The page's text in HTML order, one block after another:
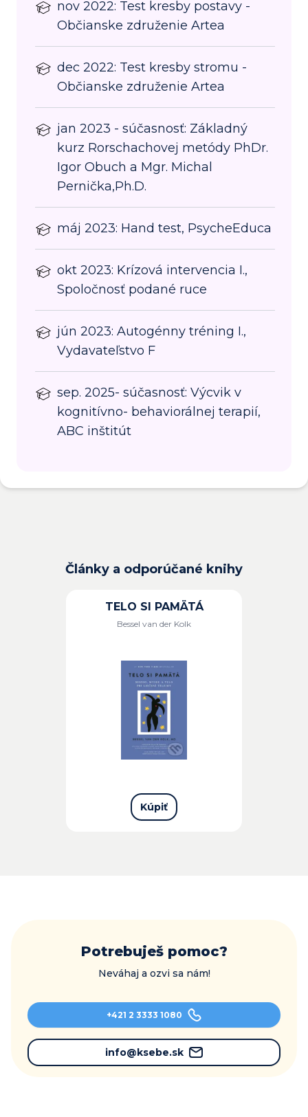
nov 2022: Test kresby postavy -
Občianske združenie Artea
dec 2022: Test kresby stromu -
Občianske združenie Artea
jan 2023 - súčasnosť: Základný
kurz Rorschachovej metódy PhDr.
Igor Obuch a Mgr. Michal
Pernička,Ph.D.
máj 2023: Hand test, PsycheEduca
okt 2023: Krízová intervencia I.,
Spoločnosť podané ruce
jún 2023: Autogénny tréning I.,
Vydavateľstvo F
sep. 2025- súčasnosť: Výcvik v
kognitívno- behaviorálnej terapií,
ABC inštitút
Články a odporúčané knihy
TELO SI PAMÄTÁ
Bessel van der Kolk
Kúpiť
Potrebuješ pomoc?
Neváhaj a ozvi sa nám!
+421 2 3333 1080
info@ksebe.sk